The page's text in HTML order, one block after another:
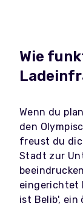
Wie
Wenn du
den
freust du
Stadt zur
eingerichtet
ist Belib',